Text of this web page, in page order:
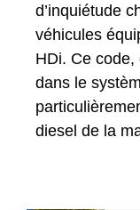
d’inquiétude
véhicules
HDi. Ce
dans le
diesel de la